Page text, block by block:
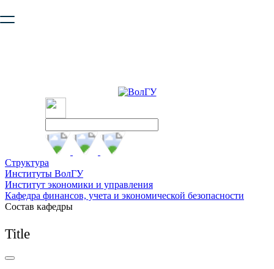
безопасную работу с сайтом. Пожалуйста
Структура
Институты ВолГУ
Институт экономики и управления
Кафедра финансов, учета и экономической безопасности
Состав кафедры
Title